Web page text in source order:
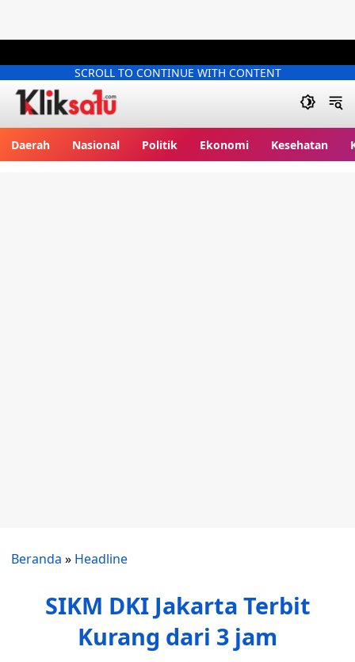
SCROLL TO CONTINUE WITH CONTENT
Daerah Nasional Politik Ekonomi Kesehatan
Beranda » Headline
SIKM DKI Jakarta Terbit
Kurang dari 3 jam